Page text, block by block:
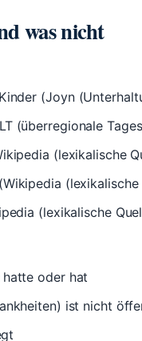
was nicht
(Joyn
(überregionale
(lexikalische
Wikipedia (lexikalische
(lexikalische
hatte oder hat
ist nicht